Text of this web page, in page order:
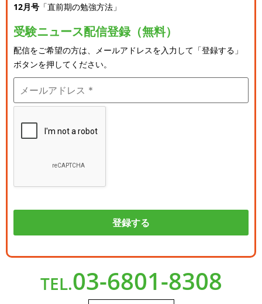
12月号 「直前期の勉強方法」
受験ニュース配信登録（無料）
配信をご希望の方は、メールアドレスを入力して「登録する」
ボタンを押してください。
TEL.03-6801-8308